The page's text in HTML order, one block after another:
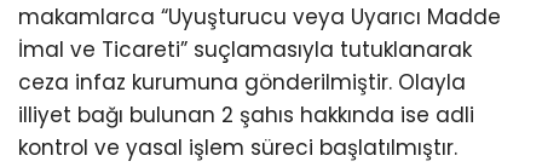
makamlarca “Uyuşturucu veya Uyarıcı Madde
İmal ve Ticareti” suçlamasıyla tutuklanarak
ceza infaz kurumuna gönderilmiştir. Olayla
illiyet bağı bulunan 2 şahıs hakkında ise adli
kontrol ve yasal işlem süreci başlatılmıştır.